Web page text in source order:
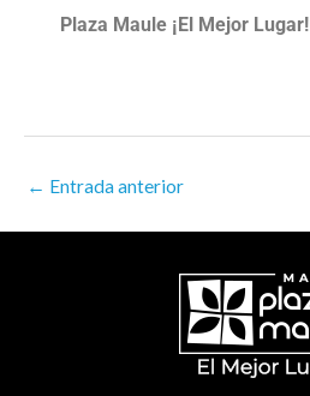
Plaza Maule ¡El Mejor Lugar!
← Entrada anterior